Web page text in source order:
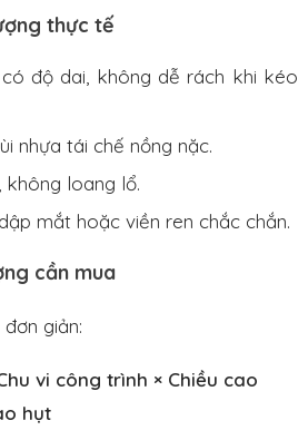
thực tế
độ dai, không dễ rách khi kéo
nhựa tái chế nồng nặc.
không loang lổ.
mắt hoặc viền ren chắc chắn.
cần mua
giản:
vi công trình × Chiều cao
hụt